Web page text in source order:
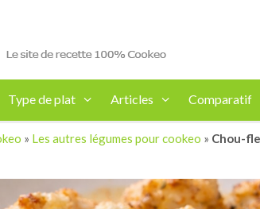
Type de plat Articles Comparatif
» Les autres légumes pour cookeo » Chou-